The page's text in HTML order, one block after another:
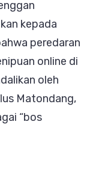
Karutan
kepada
peredaran
online di
oleh
Matondang,
“bos